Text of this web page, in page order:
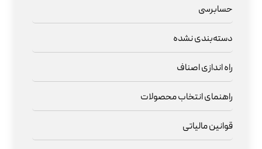
حسابرسی
دسته‌بندی نشده
راه اندازی اصناف
راهنمای انتخاب محصولات
قوانین مالیاتی